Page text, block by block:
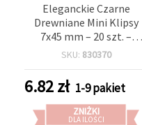
Eleganckie Czarne
Drewniane Mini Klipsy
7x45 mm – 20 szt. –
Idealne do stylowych prac
zdjęć i pakowania
prezentów
SKU: 830370
6.82zł 1-9 pakiet
ZNIŻKI
DLA ILOŚCI